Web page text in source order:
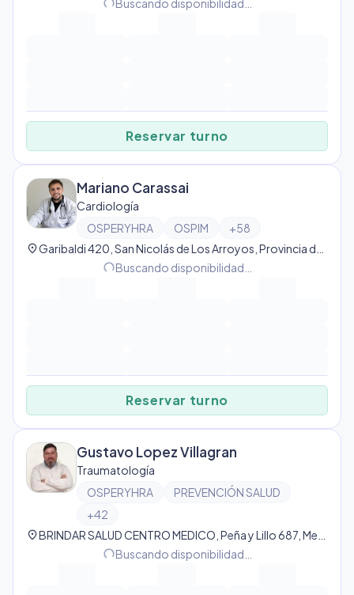
progress_activityBuscando disponibilidad…
Reservar turno
Mariano Carassai
Cardiología
OSPERYHRA
OSPIM +58
location_on
progress_activityBuscando disponibilidad…
Reservar turno
Gustavo Lopez Villagran
Traumatología
OSPERYHRA
PREVENCIÓN SALUD
+42
location_on
progress_activityBuscando disponibilidad…